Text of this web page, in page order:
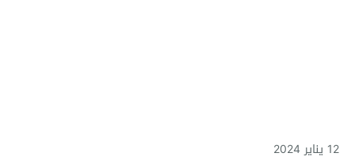
12 يناير 2024